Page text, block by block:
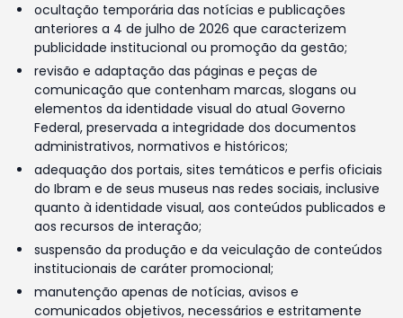
ocultação temporária das notícias e publicações
anteriores a 4 de julho de 2026 que caracterizem
publicidade institucional ou promoção da gestão;
revisão e adaptação das páginas e peças de
comunicação que contenham marcas, slogans ou
elementos da identidade visual do atual Governo
Federal, preservada a integridade dos documentos
administrativos, normativos e históricos;
adequação dos portais, sites temáticos e perfis oficiais
do Ibram e de seus museus nas redes sociais, inclusive
quanto à identidade visual, aos conteúdos publicados e
aos recursos de interação;
suspensão da produção e da veiculação de conteúdos
institucionais de caráter promocional;
manutenção apenas de notícias, avisos e
comunicados objetivos, necessários e estritamente